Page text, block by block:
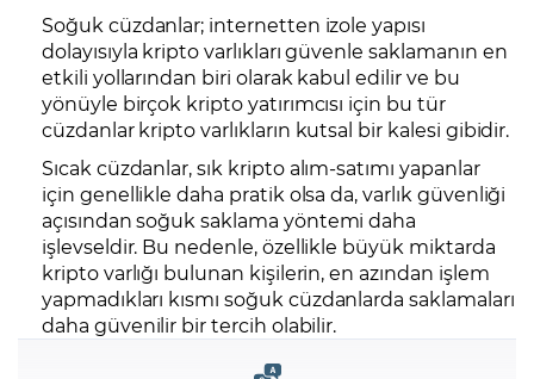
Soğuk cüzdanlar; internetten izole yapısı
dolayısıyla kripto varlıkları güvenle saklamanın en
etkili yollarından biri olarak kabul edilir ve bu
yönüyle birçok kripto yatırımcısı için bu tür
cüzdanlar kripto varlıkların kutsal bir kalesi gibidir.
Sıcak cüzdanlar, sık kripto alım-satımı yapanlar
için genellikle daha pratik olsa da, varlık güvenliği
açısından soğuk saklama yöntemi daha
işlevseldir. Bu nedenle, özellikle büyük miktarda
kripto varlığı bulunan kişilerin, en azından işlem
yapmadıkları kısmı soğuk cüzdanlarda saklamaları
daha güvenilir bir tercih olabilir.